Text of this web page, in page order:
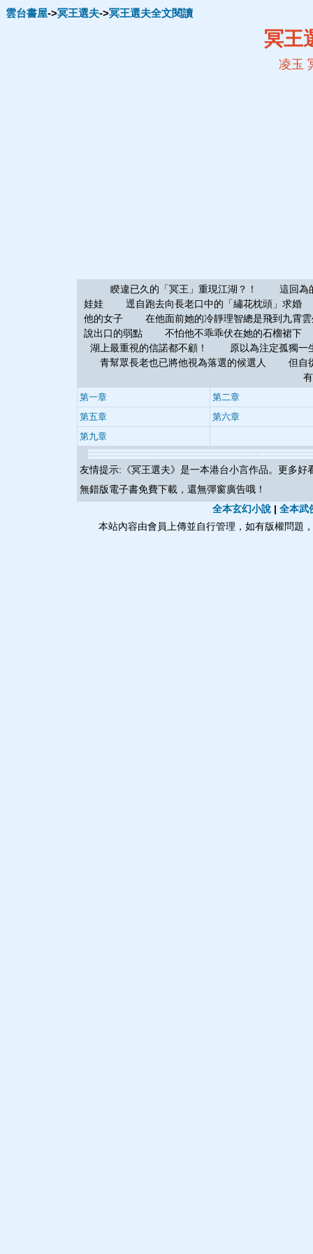
雲台書屋->冥王選夫->冥王選夫全文閱讀
冥王
凌玉
睽違已久的「冥王」重現江湖？！ 這回為的
娃娃 逕自跑去向長老口中的「繡花枕頭」求
他的女子 在他面前她的冷靜理智總是飛到九
說出口的弱點 不怕他不乖乖伏在她的石榴
湖上最重視的信諾都不顧！ 原以為注定孤獨一
青幫眾長老也已將他視為落選的候選人 但自
第一章
第二章
第五章
第六章
第九章
友情提示:《冥王選夫》是一本港台小言作品。更多好
無錯版電子書免費下載，還無彈窗廣告哦！
全本玄幻小說 | 全本武
本站內容由會員上傳並自行管理，如有版權問題